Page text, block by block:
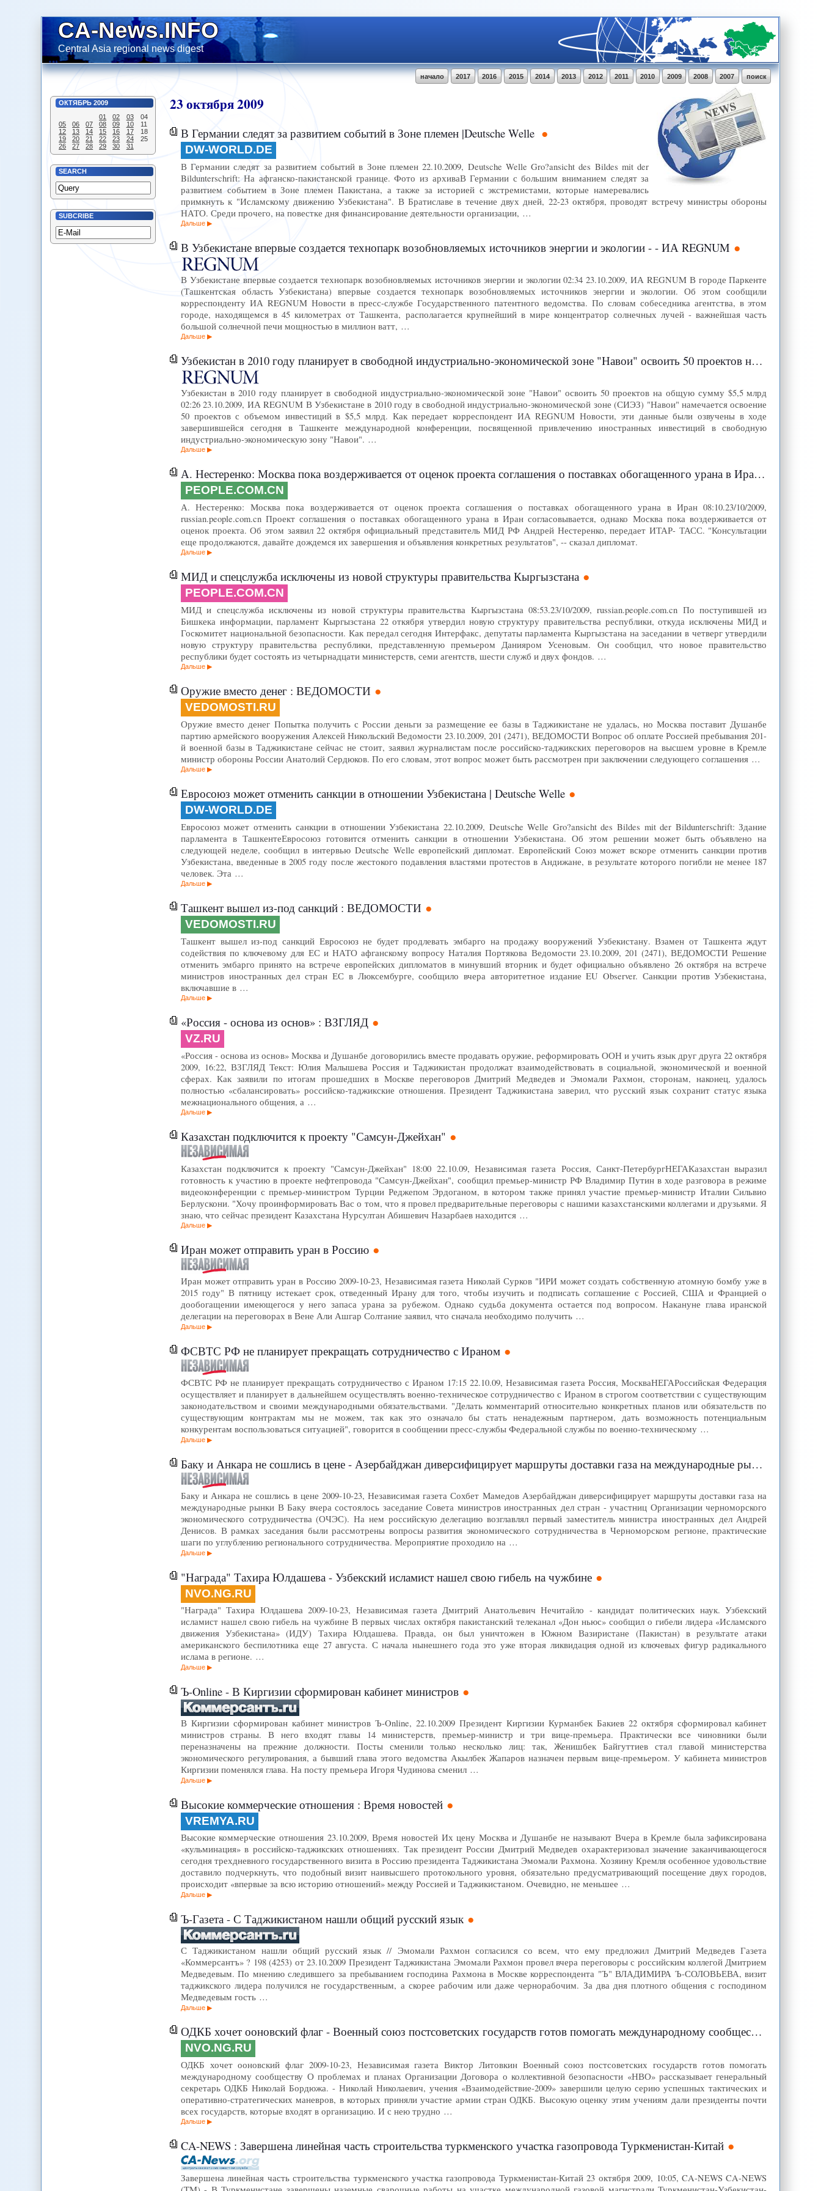
CA-News.INFO
Central Asia regional news digest
поиск
2007
2008
2009
2010
2011
2012
2013
2014
2015
2016
2017
начало
ОКТЯБРЬ 2009
01
02 03
04
05
06 07 08 09 10
11
12
13 14 15 16 17
18
19
20 21 22 23 24
25
26
27 28 29 30 31
SEARCH
SUBCRIBE
23октября2009
В Германии следят за развитием событий в Зоне племен |Deutsche Welle
DW-WORLD.DE
В Германии следят за развитием событий в Зоне племен 22.10.2009, Deutsche Welle Gro?ansicht des Bildes mit der
Bildunterschrift: На афганско-пакистанской границе. Фото из архиваВ Германии с большим вниманием следят за
развитием событием в Зоне племен Пакистана, а также за историей с экстремистами, которые намеревались
примкнуть к "Исламскому движению Узбекистана". В Братиславе в течение двух дней, 22-23 октября, проводят встречу министры обороны
НАТО. Среди прочего, на повестке дня финансирование деятельности организации, …
Дальше
В Узбекистане впервые создается технопарк возобновляемых источников энергии и экологии - - ИА REGNUM
В Узбекистане впервые создается технопарк возобновляемых источников энергии и экологии 02:34 23.10.2009, ИА REGNUM В городе Паркенте
(Ташкентская область Узбекистана) впервые создается технопарк возобновляемых источников энергии и экологии. Об этом сообщили
корреспонденту ИА REGNUM Новости в пресс-службе Государственного патентного ведомства. По словам собеседника агентства, в этом
городе, находящемся в 45 километрах от Ташкента, располагается крупнейший в мире концентратор солнечных лучей - важнейшая часть
большой солнечной печи мощностью в миллион ватт, …
Дальше
Узбекистан в 2010 году планирует в свободной индустриально-экономической зоне "Навои" освоить 50 проектов на общую сумму $5,5 млрд - - ИА REGNUM
Узбекистан в 2010 году планирует в свободной индустриально-экономической зоне "Навои" освоить 50 проектов на общую сумму $5,5 млрд
02:26 23.10.2009, ИА REGNUM В Узбекистане в 2010 году в свободной индустриально-экономической зоне (СИЭЗ) "Навои" намечается освоение
50 проектов с объемом инвестиций в $5,5 млрд. Как передает корреспондент ИА REGNUM Новости, эти данные были озвучены в ходе
завершившейся сегодня в Ташкенте международной конференции, посвященной привлечению иностранных инвестиций в свободную
индустриально-экономическую зону "Навои". …
Дальше
А. Нестеренко: Москва пока воздерживается от оценок проекта соглашения о поставках обогащенного урана в Иран
PEOPLE.COM.CN
А. Нестеренко: Москва пока воздерживается от оценок проекта соглашения о поставках обогащенного урана в Иран 08:10.23/10/2009,
russian.people.com.cn Проект соглашения о поставках обогащенного урана в Иран согласовывается, однако Москва пока воздерживается от
оценок проекта. Об этом заявил 22 октября официальный представитель МИД РФ Андрей Нестеренко, передает ИТАР- ТАСС. "Консультации
еще продолжаются, давайте дождемся их завершения и объявления конкретных результатов", -- сказал дипломат.
Дальше
МИД и спецслужба исключены из новой структуры правительства Кыргызстана
PEOPLE.COM.CN
МИД и спецслужба исключены из новой структуры правительства Кыргызстана 08:53.23/10/2009, russian.people.com.cn По поступившей из
Бишкека информации, парламент Кыргызстана 22 откября утвердил новую структуру правительства республики, откуда исключены МИД и
Госкомитет национальной безопасности. Как передал сегодня Интерфакс, депутаты парламента Кыргызстана на заседании в четверг утвердили
новую структуру правительства республики, представленную премьером Данияром Усеновым. Он сообщил, что новое правительство
республики будет состоять из четырнадцати министерств, семи агентств, шести служб и двух фондов. …
Дальше
Оружие вместо денег : ВЕДОМОСТИ
VEDOMOSTI.RU
Оружие вместо денег Попытка получить с России деньги за размещение ее базы в Таджикистане не удалась, но Москва поставит Душанбе
партию армейского вооружения Алексей Никольский Ведомости 23.10.2009, 201 (2471), ВЕДОМОСТИ Вопрос об оплате Россией пребывания 201-
й военной базы в Таджикистане сейчас не стоит, заявил журналистам после российско-таджикских переговоров на высшем уровне в Кремле
министр обороны России Анатолий Сердюков. По его словам, этот вопрос может быть рассмотрен при заключении следующего соглашения …
Дальше
Евросоюз может отменить санкции в отношении Узбекистана | Deutsche Welle
DW-WORLD.DE
Евросоюз может отменить санкции в отношении Узбекистана 22.10.2009, Deutsche Welle Gro?ansicht des Bildes mit der Bildunterschrift: Здание
парламента в ТашкентеЕвросоюз готовится отменить санкции в отношении Узбекистана. Об этом решении может быть объявлено на
следующей неделе, сообщил в интервью Deutsche Welle европейский дипломат. Европейский Союз может вскоре отменить санкции против
Узбекистана, введенные в 2005 году после жестокого подавления властями протестов в Андижане, в результате которого погибли не менее 187
человек. Эта …
Дальше
Ташкент вышел из-под санкций : ВЕДОМОСТИ
VEDOMOSTI.RU
Ташкент вышел из-под санкций Евросоюз не будет продлевать эмбарго на продажу вооружений Узбекистану. Взамен от Ташкента ждут
содействия по ключевому для ЕС и НАТО афганскому вопросу Наталия Портякова Ведомости 23.10.2009, 201 (2471), ВЕДОМОСТИ Решение
отменить эмбарго принято на встрече европейских дипломатов в минувший вторник и будет официально объявлено 26 октября на встрече
министров иностранных дел стран ЕС в Люксембурге, сообщило вчера авторитетное издание EU Observer. Санкции против Узбекистана,
включавшие в …
Дальше
«Россия - основа из основ» : ВЗГЛЯД
VZ.RU
«Россия - основа из основ» Москва и Душанбе договорились вместе продавать оружие, реформировать ООН и учить язык друг друга 22 октября
2009, 16:22, ВЗГЛЯД Текст: Юлия Малышева Россия и Таджикистан продолжат взаимодействовать в социальной, экономической и военной
сферах. Как заявили по итогам прошедших в Москве переговоров Дмитрий Медведев и Эмомали Рахмон, сторонам, наконец, удалось
полностью «сбалансировать» российско-таджикские отношения. Президент Таджикистана заверил, что русский язык сохранит статус языка
межнационального общения, а …
Дальше
Казахстан подключится к проекту "Самсун-Джейхан"
Казахстан подключится к проекту "Самсун-Джейхан" 18:00 22.10.09, Независимая газета Россия, Санкт-ПетербургНЕГАКазахстан выразил
готовность к участию в проекте нефтепровода "Самсун-Джейхан", сообщил премьер-министр РФ Владимир Путин в ходе разговора в режиме
видеоконференции с премьер-министром Турции Реджепом Эрдоганом, в котором также принял участие премьер-министр Италии Сильвио
Берлускони. "Хочу проинформировать Вас о том, что я провел предварительные переговоры с нашими казахстанскими коллегами и друзьями. Я
знаю, что сейчас президент Казахстана Нурсултан Абишевич Назарбаев находится …
Дальше
Иран может отправить уран в Россию
Иран может отправить уран в Россию 2009-10-23, Независимая газета Николай Сурков "ИРИ может создать собственную атомную бомбу уже в
2015 году" В пятницу истекает срок, отведенный Ирану для того, чтобы изучить и подписать соглашение с Россией, США и Францией о
дообогащении имеющегося у него запаса урана за рубежом. Однако судьба документа остается под вопросом. Накануне глава иранской
делегации на переговорах в Вене Али Ашгар Солтание заявил, что сначала необходимо получить …
Дальше
ФСВТС РФ не планирует прекращать сотрудничество с Ираном
ФСВТС РФ не планирует прекращать сотрудничество с Ираном 17:15 22.10.09, Независимая газета Россия, МоскваНЕГАРоссийская Федерация
осуществляет и планирует в дальнейшем осуществлять военно-техническое сотрудничество с Ираном в строгом соответствии с существующим
законодательством и своими международными обязательствами. "Делать комментарий относительно конкретных планов или обязательств по
существующим контрактам мы не можем, так как это означало бы стать ненадежным партнером, дать возможность потенциальным
конкурентам воспользоваться ситуацией", говорится в сообщении пресс-службы Федеральной службы по военно-техническому …
Дальше
Баку и Анкара не сошлись в цене - Азербайджан диверсифицирует маршруты доставки газа на международные рынки
Баку и Анкара не сошлись в цене 2009-10-23, Независимая газета Сохбет Мамедов Азербайджан диверсифицирует маршруты доставки газа на
международные рынки В Баку вчера состоялось заседание Совета министров иностранных дел стран - участниц Организации черноморского
экономического сотрудничества (ОЧЭС). На нем российскую делегацию возглавлял первый заместитель министра иностранных дел Андрей
Денисов. В рамках заседания были рассмотрены вопросы развития экономического сотрудничества в Черноморском регионе, практические
шаги по углублению регионального сотрудничества. Мероприятие проходило на …
Дальше
"Награда" Тахира Юлдашева - Узбекский исламист нашел свою гибель на чужбине
NVO.NG.RU
"Награда" Тахира Юлдашева 2009-10-23, Независимая газета Дмитрий Анатольевич Нечитайло - кандидат политических наук. Узбекский
исламист нашел свою гибель на чужбине В первых числах октября пакистанский телеканал «Дон ньюс» сообщил о гибели лидера «Исламского
движения Узбекистана» (ИДУ) Тахира Юлдашева. Правда, он был уничтожен в Южном Вазиристане (Пакистан) в результате атаки
американского беспилотника еще 27 августа. С начала нынешнего года это уже вторая ликвидация одной из ключевых фигур радикального
ислама в регионе. …
Дальше
Ъ-Online - В Киргизии сформирован кабинет министров
В Киргизии сформирован кабинет министров Ъ-Online, 22.10.2009 Президент Киргизии Курманбек Бакиев 22 октября сформировал кабинет
министров страны. В него входят главы 14 министерств, премьер-министр и три вице-премьера. Практически все чиновники были
переназначены на прежние должности. Посты сменили только несколько лиц: так, Женишбек Байгуттиев стал главой министерства
экономического регулирования, а бывший глава этого ведомства Акылбек Жапаров назначен первым вице-премьером. У кабинета министров
Киргизии поменялся глава. На посту премьера Игоря Чудинова сменил …
Дальше
Высокие коммерческие отношения : Время новостей
VREMYA.RU
Высокие коммерческие отношения 23.10.2009, Время новостей Их цену Москва и Душанбе не называют Вчера в Кремле была зафиксирована
«кульминация» в российско-таджикских отношениях. Так президент России Дмитрий Медведев охарактеризовал значение заканчивающегося
сегодня трехдневного государственного визита в Россию президента Таджикистана Эмомали Рахмона. Хозяину Кремля особенное удовольствие
доставило подчеркнуть, что подобный визит наивысшего протокольного уровня, обязательно предусматривающий посещение двух городов,
происходит «впервые за всю историю отношений» между Россией и Таджикистаном. Очевидно, не меньшее …
Дальше
Ъ-Газета - С Таджикистаном нашли общий русский язык
С Таджикистаном нашли общий русский язык // Эмомали Рахмон согласился со всем, что ему предложил Дмитрий Медведев Газета
«Коммерсантъ» ? 198 (4253) от 23.10.2009 Президент Таджикистана Эмомали Рахмон провел вчера переговоры с российским коллегой Дмитрием
Медведевым. По мнению следившего за пребыванием господина Рахмона в Москве корреспондента "Ъ" ВЛАДИМИРА Ъ-СОЛОВЬЕВА, визит
таджикского лидера получился не государственным, а скорее рабочим или даже чернорабочим. За два дня плотного общения с господином
Медведевым гость …
Дальше
ОДКБ хочет ооновский флаг - Военный союз постсоветских государств готов помогать международному сообществу
NVO.NG.RU
ОДКБ хочет ооновский флаг 2009-10-23, Независимая газета Виктор Литовкин Военный союз постсоветских государств готов помогать
международному сообществу О проблемах и планах Организации Договора о коллективной безопасности «НВО» рассказывает генеральный
секретарь ОДКБ Николай Бордюжа. - Николай Николаевич, учения «Взаимодействие-2009» завершили целую серию успешных тактических и
оперативно-стратегических маневров, в которых приняли участие армии стран ОДКБ. Высокую оценку этим учениям дали президенты почти
всех государств, которые входят в организацию. И с нею трудно …
Дальше
CA-NEWS : Завершена линейная часть строительства туркменского участка газопровода Туркменистан-Китай
Завершена линейная часть строительства туркменского участка газопровода Туркменистан-Китай 23 октября 2009, 10:05, CA-NEWS CA-NEWS